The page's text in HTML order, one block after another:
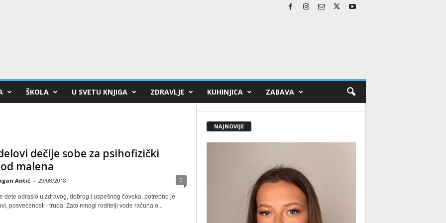
ŠKOLA U SVETU KNJIGA ZDRAVLJE KUHINJICA ZABAVA
dečije sobe za psihofizički
malena
Antić - 29/08/2018 0
dete odraslo u zdravog, dobrog i uspešnog čoveka, potrebno je
posvećenosti i truda. Zato mnogi roditelji vode računa o...
NAJNOVIJE